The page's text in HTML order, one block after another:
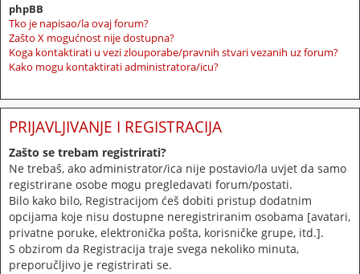
phpBB
Tko je napisao/la ovaj forum?
Zašto X mogućnost nije dostupna?
Koga kontaktirati u vezi zlouporabe/pravnih stvari vezanih uz forum?
Kako mogu kontaktirati administratora/icu?
PRIJAVLJIVANJE I REGISTRACIJA
Zašto se trebam registrirati?
Ne trebaš, ako administrator/ica nije postavio/la uvjet da samo
registrirane osobe mogu pregledavati forum/postati.
Bilo kako bilo, Registracijom ćeš dobiti pristup dodatnim
opcijama koje nisu dostupne neregistriranim osobama [avatari,
privatne poruke, elektronička pošta, korisničke grupe, itd.].
S obzirom da Registracija traje svega nekoliko minuta,
preporučljivo je registrirati se.